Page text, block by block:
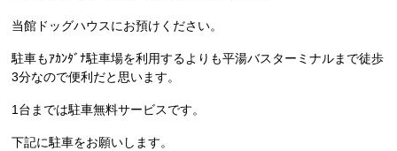
当館ドッグハウスにお預けください。
駐車もｱｶﾝﾀﾞﾅ駐車場を利用するよりも平湯バスターミナルまで徒歩
3分なので便利だと思います。
1台までは駐車無料サービスです。
下記に駐車をお願いします。